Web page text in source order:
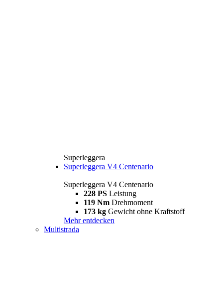
Superleggera
Superleggera V4 Centenario
Superleggera V4 Centenario
228 PS Leistung
119 Nm Drehmoment
173 kg Gewicht ohne Kraftstoff
Mehr entdecken
Multistrada